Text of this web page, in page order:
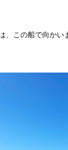
、この船で向かい